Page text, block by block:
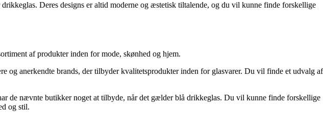
Deres designs er altid moderne og æstetisk tiltalende, og du vil kunne finde forskellige
af produkter inden for mode, skønhed og hjem.
anerkendte brands, der tilbyder kvalitetsprodukter inden for glasvarer. Du vil finde et udvalg af
de nævnte butikker noget at tilbyde, når det gælder blå drikkeglas. Du vil kunne finde forskellige
og stil.